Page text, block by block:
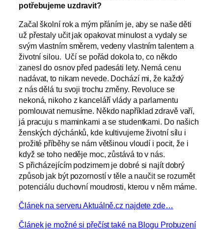
potřebujeme uzdravit?
Začal školní rok a mým přáním je, aby se naše děti
už přestaly učit jak opakovat minulost a vydaly se
svým vlastním směrem, vedeny vlastním talentem a
životní silou. Učí se pořád dokola to, co někdo
zanesl do osnov před padesáti lety. Nemá cenu
nadávat, to nikam nevede. Dochází mi, že každý
z nás dělá tu svoji trochu změny. Revoluce se
nekoná, nikoho z kanceláří vlády a parlamentu
pomlouvat nemusíme. Někdo například zdravě vaří,
já pracuju s maminkami a se studentkami. Do našich
ženských dýchánků, kde kultivujeme životní sílu i
prožité příběhy se nám většinou vloudí i pocit, že i
když se toho neděje moc, zůstává to v nás.
S přicházejícím podzimem je dobré si najít dobrý
způsob jak být pozorností v těle a naučit se rozumět
potenciálu duchovní moudrosti, kterou v něm máme.
Článek na serveru Aktuálně.cz najdete zde…
Článek je možné si přečíst také na Blogu Probuzení